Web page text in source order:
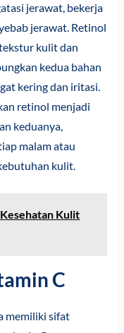
jerawat, bekerja
jerawat. Retinol
kulit dan
kedua bahan
kering dan iritasi.
retinol menjadi
keduanya,
malam atau
kulit.
Kulit
C
memiliki sifat